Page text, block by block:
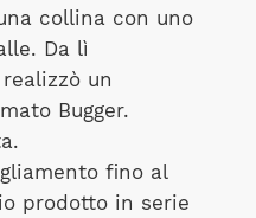
collina con uno
Da lì
un
Bugger.
fino al
prodotto in serie